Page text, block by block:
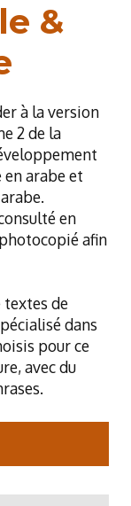
&
à la version
2 de la
arabe et
en
afin
textes de
dans
pour ce
avec du